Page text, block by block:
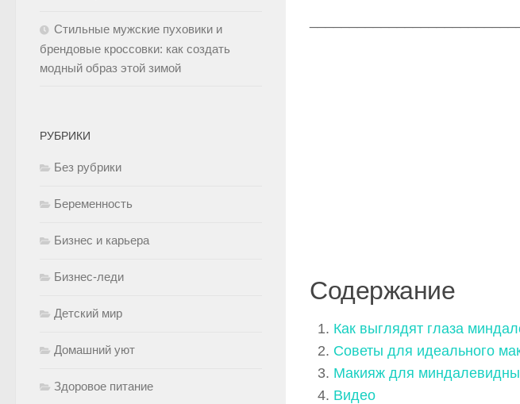
Содержание
Как выглядят глаза
Советы для идеального
Макияж для
Видео
Стильные мужские пуховики и
брендовые кроссовки: как создать
модный образ этой зимой
РУБРИКИ
Без рубрики
Беременность
Бизнес и карьера
Бизнес-леди
Детский мир
Домашний уют
Здоровое питание